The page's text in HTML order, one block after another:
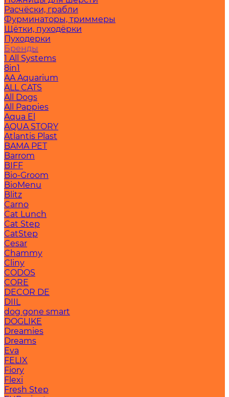
Расчёски, грабли
Фурминаторы, триммеры
Щётки, пуходёрки
Пуходерки
Бренды
1 All Systems
8in1
AA Aquarium
ALL CATS
All Dogs
All Pappies
Aqua El
AQUA STORY
Atlantis Plast
BAMA PET
Barrom
BIFF
Bio-Groom
BioMenu
Blitz
Carno
Cat Lunch
Cat Step
CatStep
Cesar
Chammy
Cliny
CODOS
CORE
DECOR DE
DIIL
dog gone smart
DOGLIKE
Dreamies
Dreams
Eva
FELIX
Fiory
Flexi
Fresh Step